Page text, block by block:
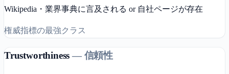
Wikipedia・業界事典に言及される or 自社ページが存在
権威指標の最強クラス
Trustworthiness — 信頼性